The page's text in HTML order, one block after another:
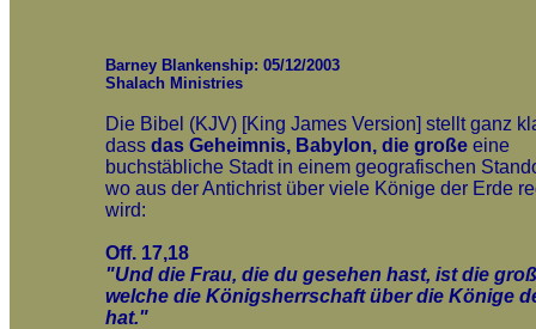
Barney Blankenship: 05/12/2003
Shalach Ministries
Die Bibel (KJV) [King James Version] stellt ganz
dass das Geheimnis, Babylon, die große eine
buchstäbliche Stadt in einem geografischen
wo aus der Antichrist über viele Könige der Erde
wird:
Off. 17,18
"Und die Frau, die du gesehen hast, ist die
welche die Königsherrschaft über die Könige
hat."